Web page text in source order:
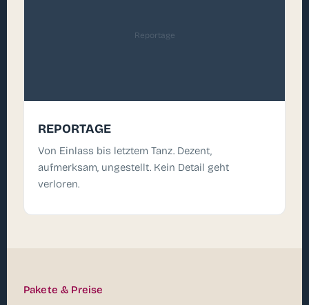
Reportage
REPORTAGE
Von Einlass bis letztem Tanz. Dezent,
aufmerksam, ungestellt. Kein Detail geht
verloren.
Pakete & Preise